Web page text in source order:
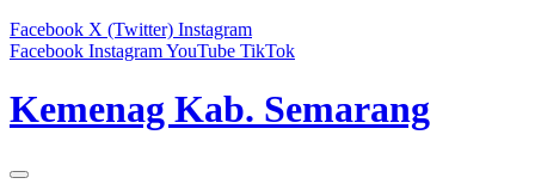
Facebook X (Twitter) Instagram
Facebook InstagramYouTube TikTok
Kemenag Kab. Semarang